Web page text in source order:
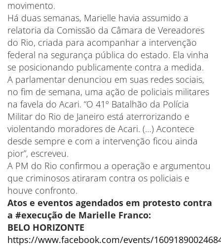
movimento.
Há duas semanas, Marielle havia assumido a
relatoria da Comissão da Câmara de Vereadores
do Rio, criada para acompanhar a intervenção
federal na segurança pública do estado. Ela vinha
se posicionando publicamente contra a medida.
A parlamentar denunciou em suas redes sociais,
no fim de semana, uma ação de policiais militares
na favela do Acari. “O 41º Batalhão da Polícia
Militar do Rio de Janeiro está aterrorizando e
violentando moradores de Acari. (…) Acontece
desde sempre e com a intervenção ficou ainda
pior”, escreveu.
A PM do Rio confirmou a operação e argumentou
que criminosos atiraram contra os policiais e
houve confronto.
Atos e eventos agendados em protesto contra
a #execução de Marielle Franco:
BELO HORIZONTE
https://www.facebook.com/events/